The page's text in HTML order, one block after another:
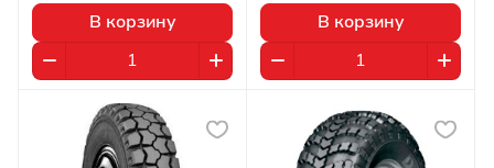
В корзину В корзину